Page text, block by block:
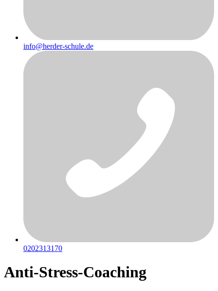
info@herder-schule.de
0202313170
Anti-Stress-Coaching